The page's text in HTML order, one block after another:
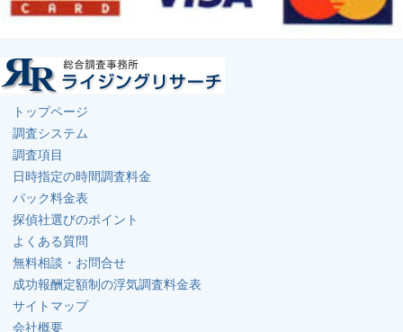
トップページ
調査システム
調査項目
日時指定の時間調査料金
パック料金表
探偵社選びのポイント
よくある質問
無料相談・お問合せ
成功報酬定額制の浮気調査料金表
サイトマップ
会社概要